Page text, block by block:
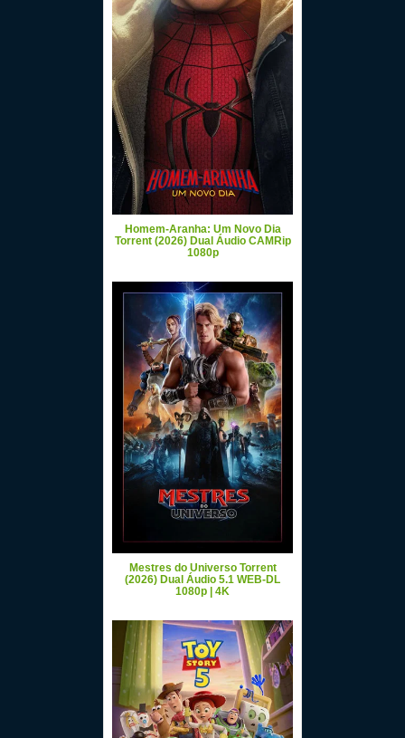
Homem-Aranha: Um Novo Dia
Torrent (2026) Dual Áudio CAMRip
1080p
Mestres do Universo Torrent
(2026) Dual Áudio 5.1 WEB-DL
1080p | 4K